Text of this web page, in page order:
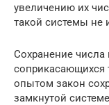
увеличению их
такой системы не
Сохранение
соприкасающихся
опытом закон
замкнутой